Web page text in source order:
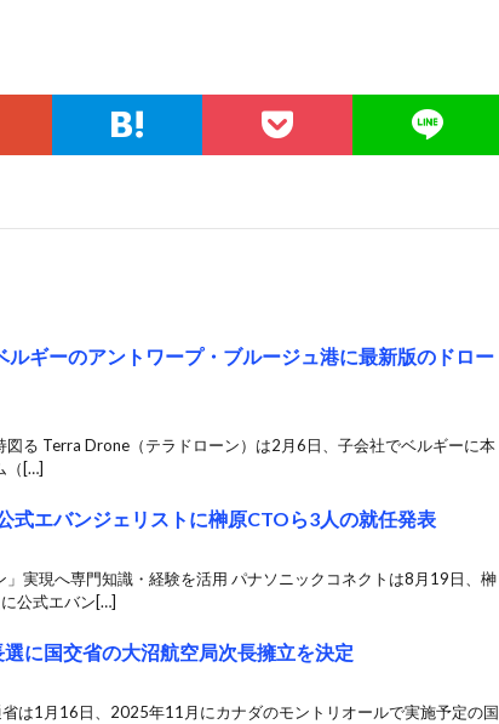
ギーのアントワープ・ブルージュ港に最新版のドロー
図る Terra Drone（テラドローン）は2月6日、子会社でベルギーに本
（[…]
式エバンジェリストに榊原CTOら3人の就任発表
」実現へ専門知識・経験を活用 パナソニックコネクトは8月19日、榊
公式エバン[…]
に国交省の大沼航空局次長擁立を決定
は1月16日、2025年11月にカナダのモントリオールで実施予定の国